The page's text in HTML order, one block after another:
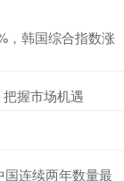
，韩国综合指数涨
握市场机遇
连续两年数量最